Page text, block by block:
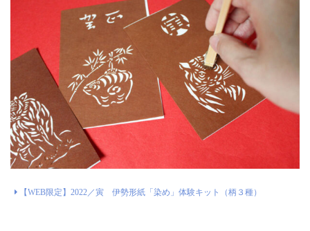
【WEB限定】2022／寅 伊勢形紙「染め」体験キット（柄３種）